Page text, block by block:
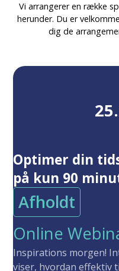
Vi arrangerer en række
herunder. Du er
dig de
Optimer din
på kun 90
Afholdt
Online
Inspirations morgen!
viser, hvordan effektiv